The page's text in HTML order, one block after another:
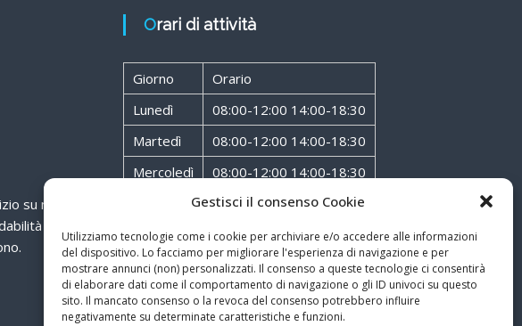
Gestisci il consenso Cookie
Utilizziamo tecnologie come i cookie per archiviare e/o accedere alle informazioni
del dispositivo. Lo facciamo per migliorare l'esperienza di navigazione e per
mostrare annunci (non) personalizzati. Il consenso a queste tecnologie ci consentirà
di elaborare dati come il comportamento di navigazione o gli ID univoci su questo
sito. Il mancato consenso o la revoca del consenso potrebbero influire
negativamente su determinate caratteristiche e funzioni.
su misura
sono
Orari di attività
Giorno
Orario
Lunedì
08:00-12:00 14:00-18:30
Martedì
08:00-12:00 14:00-18:30
Mercoledì
08:00-12:00 14:00-18:30
08:00-12:00 14:00-18:30
Venerdì
08:00-12:00 14:00-18:30
Sabato
08:00-12:00